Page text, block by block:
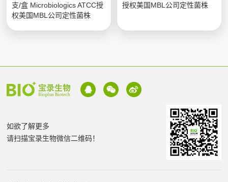
支/盒 Microbiologics ATCC授
权美国MBL公司定性菌株
授权美国MBL公司定性菌株
如欲了解更多
请扫描宝录生物微信二维码！